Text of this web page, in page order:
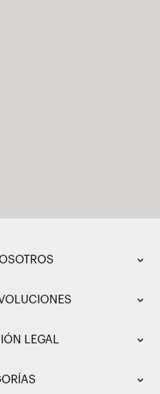
LEGAL